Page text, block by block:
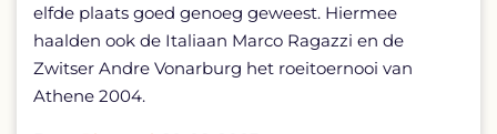
elfde plaats goed genoeg geweest. Hiermee
haalden ook de Italiaan Marco Ragazzi en de
Zwitser Andre Vonarburg het roeitoernooi van
Athene 2004.